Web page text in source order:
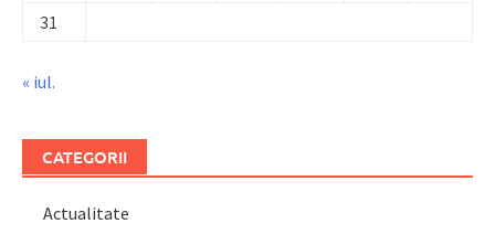
31
« iul.
CATEGORII
Actualitate